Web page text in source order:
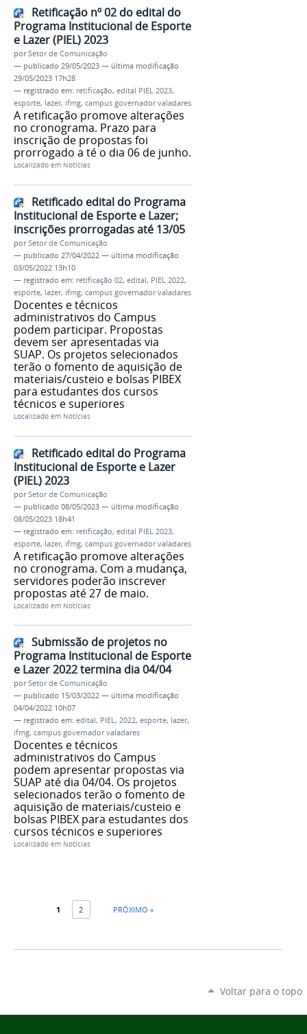
Retificação nº 02 do edital do
Programa Institucional de Esporte
e Lazer (PIEL) 2023
porSetor de Comunicação
— publicado 29/05/2023 — última modificação
29/05/2023 17h28
— registrado em: retificação, edital PIEL 2023,
esporte, lazer, ifmg, campus governador valadares
A retificação promove alterações
no cronograma. Prazo para
inscrição de propostas foi
prorrogado a té o dia 06 de junho.
Localizado em Notícias
Retificado edital do Programa
Institucional de Esporte e Lazer;
inscrições prorrogadas até 13/05
porSetor de Comunicação
— publicado 27/04/2022 — última modificação
03/05/2022 13h10
— registrado em: retificação 02, edital, PIEL 2022,
esporte, lazer, ifmg, campus governador valadares
Docentes e técnicos
administrativos do Campus
podem participar. Propostas
devem ser apresentadas via
SUAP. Os projetos selecionados
terão o fomento de aquisição de
materiais/custeio e bolsas PIBEX
para estudantes dos cursos
técnicos e superiores
Localizado em Notícias
Retificado edital do Programa
Institucional de Esporte e Lazer
(PIEL) 2023
porSetor de Comunicação
— publicado 08/05/2023 — última modificação
08/05/2023 18h41
— registrado em: retificação, edital PIEL 2023,
esporte, lazer, ifmg, campus governador valadares
A retificação promove alterações
no cronograma. Com a mudança,
servidores poderão inscrever
propostas até 27 de maio.
Localizado em Notícias
Submissão de projetos no
Programa Institucional de Esporte
e Lazer 2022 termina dia 04/04
porSetor de Comunicação
— publicado 15/03/2022 — última modificação
04/04/2022 10h07
— registrado em: edital, PIEL, 2022, esporte, lazer,
ifmg, campus governador valadares
Docentes e técnicos
administrativos do Campus
podem apresentar propostas via
SUAP até dia 04/04. Os projetos
selecionados terão o fomento de
aquisição de materiais/custeio e
bolsas PIBEX para estudantes dos
cursos técnicos e superiores
Localizado em Notícias
1 2 PRÓXIMO »
Voltar para o topo